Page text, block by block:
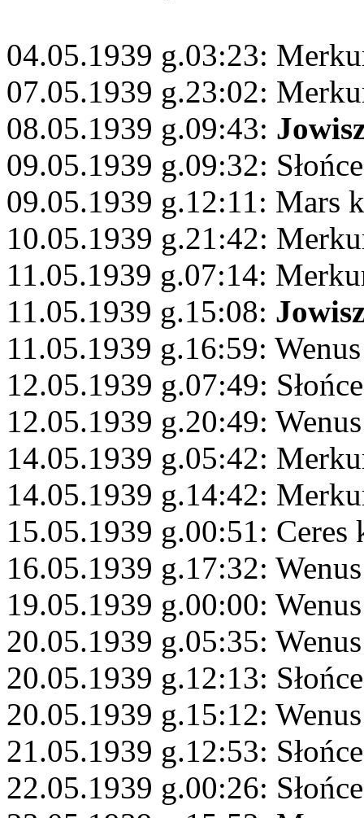
04.05.1939 g.03:23:
07.05.1939 g.23:02:
08.05.1939 g.09:43:
09.05.1939 g.09:32:
09.05.1939 g.12:11: Mars
10.05.1939 g.21:42:
11.05.1939 g.07:14:
11.05.1939 g.15:08:
11.05.1939 g.16:59:
12.05.1939 g.07:49:
12.05.1939 g.20:49:
14.05.1939 g.05:42:
14.05.1939 g.14:42:
15.05.1939 g.00:51: Ceres
16.05.1939 g.17:32:
19.05.1939 g.00:00:
20.05.1939 g.05:35:
20.05.1939 g.12:13:
20.05.1939 g.15:12:
21.05.1939 g.12:53:
22.05.1939 g.00:26: